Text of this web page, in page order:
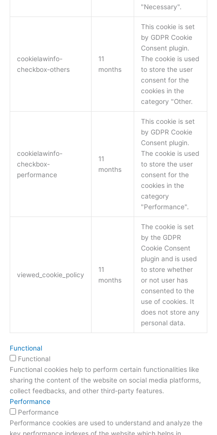
"Necessary".
cookielawinfo-
checkbox-others
11
months
This cookie is set
by GDPR Cookie
Consent plugin.
The cookie is used
to store the user
consent for the
cookies in the
category "Other.
cookielawinfo-
checkbox-
performance
11
months
This cookie is set
by GDPR Cookie
Consent plugin.
The cookie is used
to store the user
consent for the
cookies in the
category
"Performance".
viewed_cookie_policy
11
months
The cookie is set
by the GDPR
Cookie Consent
plugin and is used
to store whether
or not user has
consented to the
use of cookies. It
does not store any
personal data.
Functional
Functional
Functional cookies help to perform certain functionalities like
sharing the content of the website on social media platforms,
collect feedbacks, and other third-party features.
Performance
Performance
Performance cookies are used to understand and analyze the